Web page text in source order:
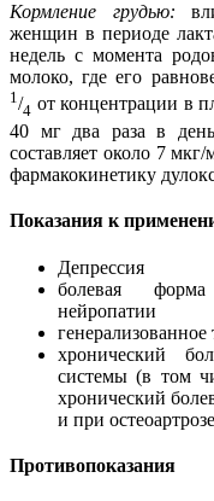
Кормление грудью:
женщин в периоде
недель с момента
молоко, где его
1/4 от концентрации в
40 мг два раза в
составляет около 7
фармакокинетику
Показания к
Депрессия
болевая форма
нейропатии
хронический
системы (в том
хронический
и при
Противопоказания